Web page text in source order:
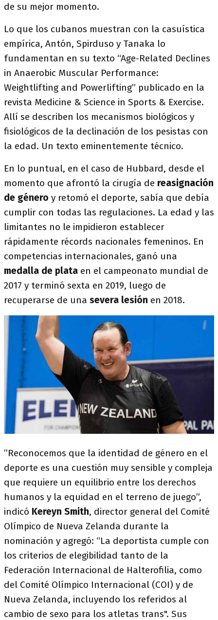
de su mejor momento.
Lo que los cubanos muestran con la casuística
empírica, Antón, Spirduso y Tanaka lo
fundamentan en su texto “Age-Related Declines
in Anaerobic Muscular Performance:
Weightlifting and Powerlifting” publicado en la
revista Medicine & Science in Sports & Exercise.
Allí se describen los mecanismos biológicos y
fisiológicos de la declinación de los pesistas con
la edad. Un texto eminentemente técnico.
En lo puntual, en el caso de Hubbard, desde el
momento que afrontó la cirugía de reasignación
de género y retomó el deporte, sabía que debía
cumplir con todas las regulaciones. La edad y las
limitantes no le impidieron establecer
rápidamente récords nacionales femeninos. En
competencias internacionales, ganó una
medalla de plata en el campeonato mundial de
2017 y terminó sexta en 2019, luego de
recuperarse de una severa lesión en 2018.
”Reconocemos que la identidad de género en el
deporte es una cuestión muy sensible y compleja
que requiere un equilibrio entre los derechos
humanos y la equidad en el terreno de juego”,
indicó Kereyn Smith, director general del Comité
Olímpico de Nueva Zelanda durante la
nominación y agregó: “La deportista cumple con
los criterios de elegibilidad tanto de la
Federación Internacional de Halterofilia, como
del Comité Olímpico Internacional (COI) y de
Nueva Zelanda, incluyendo los referidos al
cambio de sexo para los atletas trans". Sus